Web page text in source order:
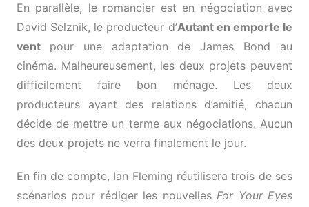
En parallèle, le romancier est en négociation avec
David Selznik, le producteur d’Autant en emporte le
vent pour une adaptation de James Bond au
cinéma. Malheureusement, les deux projets peuvent
difficilement faire bon ménage. Les deux
producteurs ayant des relations d’amitié, chacun
décide de mettre un terme aux négociations. Aucun
des deux projets ne verra finalement le jour.
En fin de compte, Ian Fleming réutilisera trois de ses
scénarios pour rédiger les nouvellesFor Your Eyes